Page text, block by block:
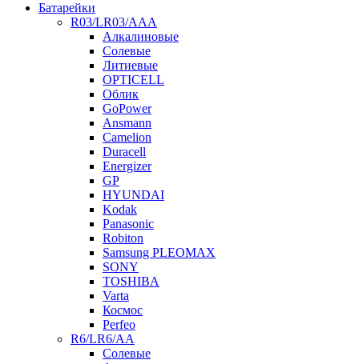
Батарейки
R03/LR03/AAA
Алкалиновые
Солевые
Литиевые
OPTICELL
Облик
GoPower
Ansmann
Camelion
Duracell
Energizer
GP
HYUNDAI
Kodak
Panasonic
Robiton
Samsung PLEOMAX
SONY
TOSHIBA
Varta
Космос
Perfeo
R6/LR6/AA
Солевые